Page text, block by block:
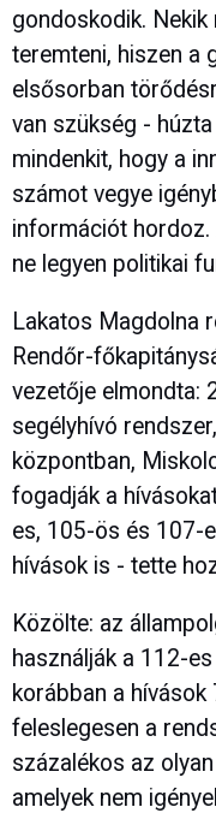
gondoskodik. Nekik
teremteni, hiszen a
elsősorban
van szükség -
mindenkit, hogy a
számot vegye
információt hordoz.
ne legyen politikai
Lakatos Magdolna
Rendőr-
vezetője elmondta:
segélyhívó
központban,
fogadják a
es, 105-ös és 107-
hívások is - tette
Közölte: az
használják a 112-
korábban a
feleslegesen a
százalékos az
amelyek nem